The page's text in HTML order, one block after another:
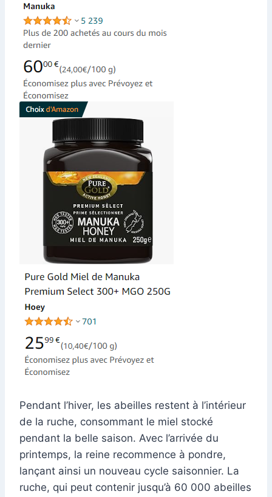
Pendant l’hiver, les abeilles restent à l’intérieur
de la ruche, consommant le miel stocké
pendant la belle saison. Avec l’arrivée du
printemps, la reine recommence à pondre,
lançant ainsi un nouveau cycle saisonnier. La
ruche, qui peut contenir jusqu’à 60 000 abeilles